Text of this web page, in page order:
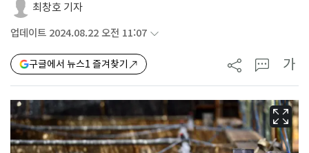
최창호 기자
업데이트 2024.08.22 오전 11:07
구글에서 뉴스1 즐겨찾기 가